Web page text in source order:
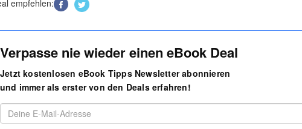
empfehlen:
Verpasse nie wieder einen eBook Deal
Jetzt kostenlosen eBook Tipps Newsletter abonnieren
und immer als erster von den Deals erfahren!